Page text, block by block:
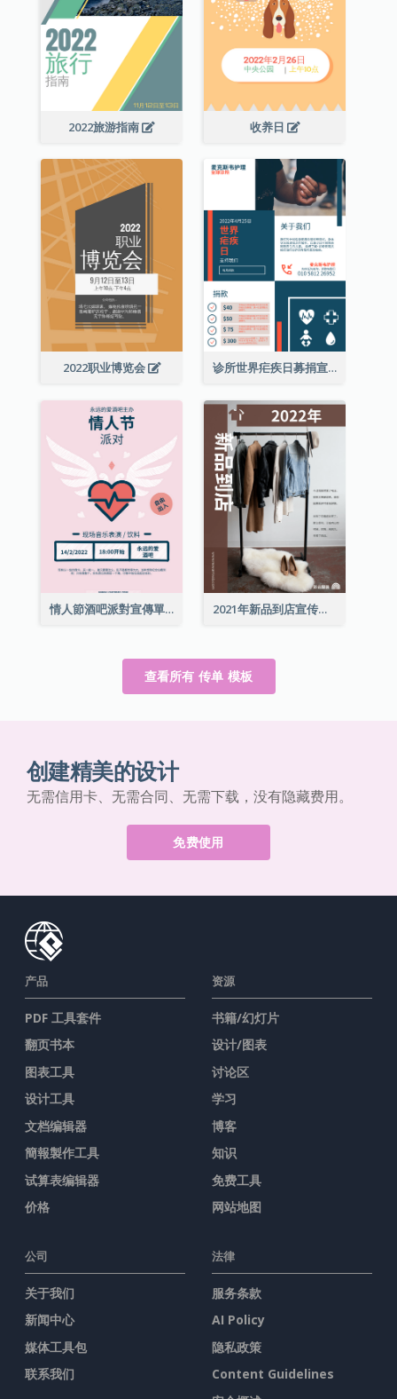
2022旅游指南 收养日
2022职业博览会 诊所世界疟疾日募捐宣传单张
情人節酒吧派對宣傳單張 2021年新品到店宣传单张
查看所有 传单 模板
创建精美的设计
无需信用卡、无需合同、无需下载，没有隐藏费用。
免费使用
产品
PDF 工具套件
翻页书本
图表工具
设计工具
文档编辑器
簡報製作工具
试算表编辑器
价格
资源
书籍/幻灯片
设计/图表
讨论区
学习
博客
知识
免费工具
网站地图
公司
关于我们
新闻中心
媒体工具包
联系我们
法律
服务条款
AI Policy
隐私政策
Content Guidelines